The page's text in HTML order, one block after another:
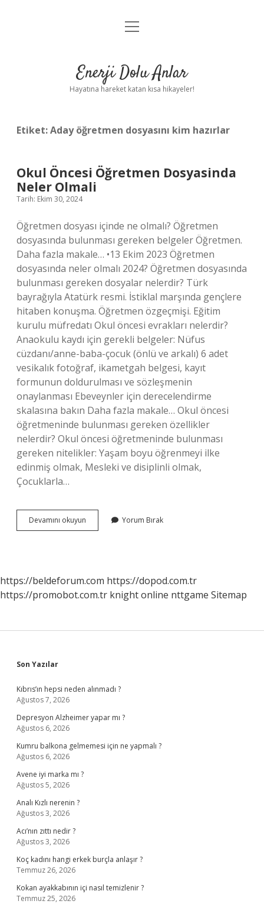
Anasayfa
Yasal Uyarı
menüyü
Enerji Dolu Anlar
Hayatına hareket katan kısa hikayeler!
Etiket:Aday öğretmen dosyasını kim hazırlar
Okul Öncesi Öğretmen Dosyasinda
Neler Olmali
Tarih: Ekim 30, 2024
Öğretmen dosyası içinde ne olmalı? Öğretmen
dosyasında bulunması gereken belgeler Öğretmen.
Daha fazla makale… •13 Ekim 2023 Öğretmen
dosyasında neler olmalı 2024? Öğretmen dosyasında
bulunması gereken dosyalar nelerdir? Türk
bayrağıyla Atatürk resmi. İstiklal marşında gençlere
hitaben konuşma. Öğretmen özgeçmişi. Eğitim
kurulu müfredatı Okul öncesi evrakları nelerdir?
Anaokulu kaydı için gerekli belgeler: Nüfus
cüzdanı/anne-baba-çocuk (önlü ve arkalı) 6 adet
vesikalık fotoğraf, ikametgah belgesi, kayıt
formunun doldurulması ve sözleşmenin
onaylanması Ebeveynler için derecelendirme
skalasına bakın Daha fazla makale… Okul öncesi
öğretmeninde bulunması gereken özellikler
nelerdir? Okul öncesi öğretmeninde bulunması
gereken nitelikler: Yaşam boyu öğrenmeyi ilke
edinmiş olmak, Mesleki ve disiplinli olmak,
Çocuklarla…
Devamını okuyun
Öncesi
Yorum Bırak
https://beldeforum.com https://dopod.com.tr
https://promobot.com.tr knight online nttgame Sitemap
Sidebar
Son Yazılar
Kıbrıs’ın hepsi neden alınmadı ?
Ağustos 7, 2026
Depresyon Alzheimer yapar mı ?
Ağustos 6, 2026
Kumru balkona gelmemesi için ne yapmalı ?
Ağustos 6, 2026
Avene iyi marka mı ?
Ağustos 5, 2026
Analı Kızlı nerenin ?
Ağustos 3, 2026
Acı’nın zıttı nedir ?
Ağustos 3, 2026
Koç kadını hangi erkek burçla anlaşır ?
Temmuz 26, 2026
Kokan ayakkabının içi nasıl temizlenir ?
Temmuz 25, 2026